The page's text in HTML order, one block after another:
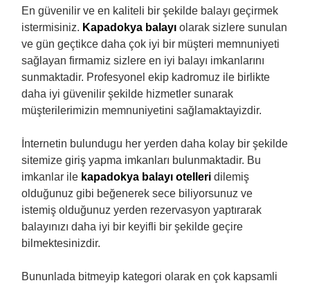
En güvenilir ve en kaliteli bir şekilde balayı geçirmek
istermisiniz. Kapadokya balayı olarak sizlere sunulan
ve gün geçtikce daha çok iyi bir müşteri memnuniyeti
sağlayan firmamiz sizlere en iyi balayı imkanlarını
sunmaktadir. Profesyonel ekip kadromuz ile birlikte
daha iyi güvenilir şekilde hizmetler sunarak
müşterilerimizin memnuniyetini sağlamaktayizdir.
İnternetin bulundugu her yerden daha kolay bir şekilde
sitemize giriş yapma imkanları bulunmaktadir. Bu
imkanlar ile kapadokya balayı otelleri dilemiş
olduğunuz gibi beğenerek sece biliyorsunuz ve
istemiş olduğunuz yerden rezervasyon yaptırarak
balayınızı daha iyi bir keyifli bir şekilde geçire
bilmektesinizdir.
Bununlada bitmeyip kategori olarak en çok kapsamli